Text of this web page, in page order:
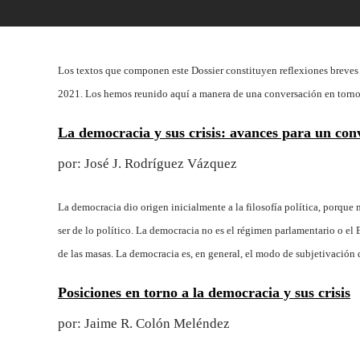
Los textos que componen este Dossier constituyen reflexiones
2021. Los hemos reunido aquí a manera de una conversación en
La democracia y sus crisis: avances para un
por: José J. Rodríguez Vázquez
La democracia dio origen inicialmente a la filosofía política, porque
ser de lo político. La democracia no es el régimen parlamentario o
de las masas. La democracia es, en general, el modo de
Posiciones en torno a la democracia y sus crisis
por: Jaime R. Colón Meléndez